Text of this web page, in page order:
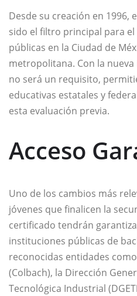
Desde su creación en 1996,
sido el filtro principal para
públicas en la Ciudad de
metropolitana. Con la
no será un requisito,
educativas estatales y
esta evaluación previa.
Acceso
Uno de los cambios más
jóvenes que finalicen la
certificado tendrán
instituciones públicas de
reconocidas entidades
(Colbach), la Dirección
Tecnológica Industrial